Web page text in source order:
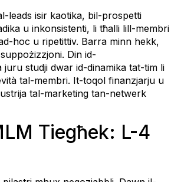
leads isir kaotika, bil-prospetti
u inkonsistenti, li tħalli lill-membri
hoc u ripetittiv. Barra minn hekk,
Din id-
studji dwar id-dinamika tat-tim li
tal-membri. It-toqol finanzjarju u
tal-marketing tan-netwerk
Tiegħek: L-4